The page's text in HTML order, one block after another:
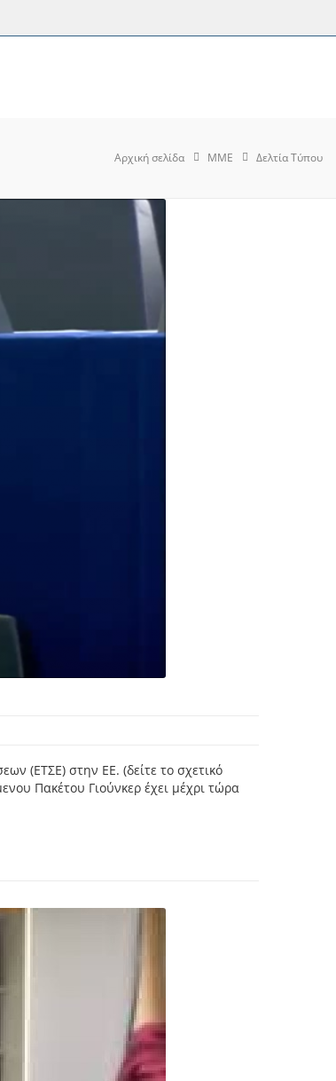
Αρχική σελίδα MME Δελτία Τύπου
(ΕΤΣΕ) στην ΕΕ. (δείτε το σχετικό
Πακέτου Γιούνκερ έχει μέχρι τώρα